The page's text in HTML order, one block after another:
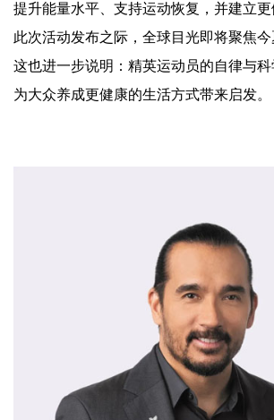
提升能量水平、支持运动恢复，并建立更
此次活动发布之际，全球目光即将聚焦今
这也进一步说明：精英运动员的自律与
为大众养成更健康的生活方式带来启发。